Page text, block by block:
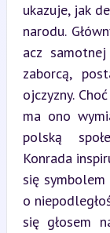
ukazuje, jak
narodu.
acz
zaborcą,
ojczyzny.
ma ono
polską
Konrada
się
o
się głosem